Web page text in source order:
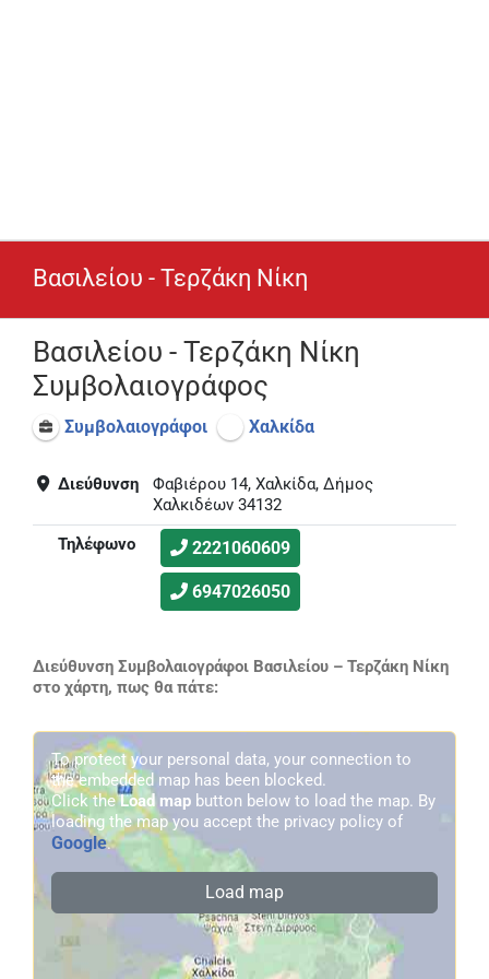
Βασιλείου - Τερζάκη Νίκη
Βασιλείου - Τερζάκη Νίκη
Συμβολαιογράφος
Συμβολαιογράφοι Χαλκίδα
Διεύθυνση
Φαβιέρου 14, Χαλκίδα, Δήμος
Χαλκιδέων 34132
Τηλέφωνο
2221060609
6947026050
Διεύθυνση Συμβολαιογράφοι Βασιλείου – Τερζάκη Νίκη
στο χάρτη, πως θα πάτε:
To protect your personal data, your connection to
the embedded map has been blocked.
Click theLoad map button below to load the map. By
loading the map you accept the privacy policy of
Google.
Load map